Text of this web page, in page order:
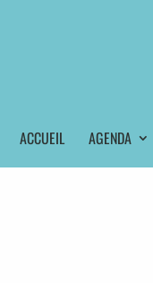
ACCUEIL AGENDA